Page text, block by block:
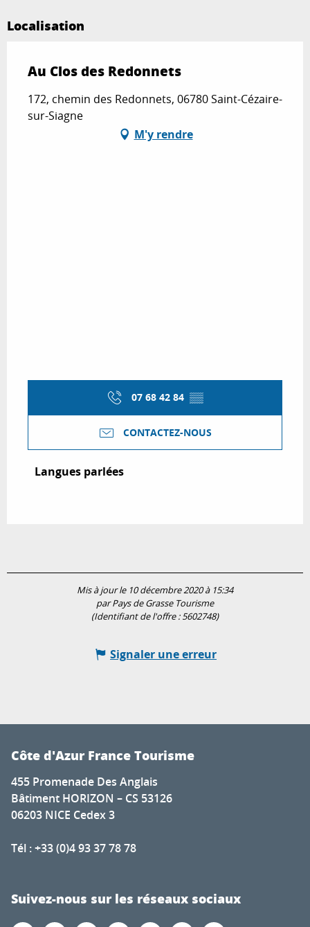
Localisation
Au Clos des Redonnets
172, chemin des Redonnets, 06780 Saint-Cézaire-
sur-Siagne
M'y rendre
07 68 42 84 ▒▒
CONTACTEZ-NOUS
Langues parlées
Langues parlées
Mis à jour le 10 décembre 2020 à 15:34
par Pays de Grasse Tourisme
(Identifiant de l'offre :5602748)
Signaler une erreur
Côte d'Azur France Tourisme
455 Promenade Des Anglais
Bâtiment HORIZON – CS 53126
06203 NICE Cedex 3
Tél : +33 (0)4 93 37 78 78
Suivez-nous sur les réseaux sociaux